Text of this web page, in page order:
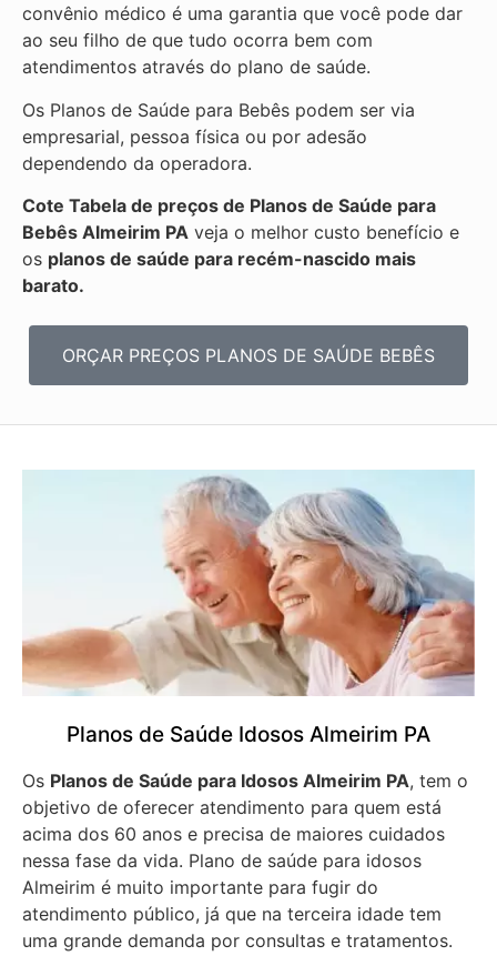
convênio médico é uma garantia que você pode dar
ao seu filho de que tudo ocorra bem com
atendimentos através do plano de saúde.
Os Planos de Saúde para Bebês podem ser via
empresarial, pessoa física ou por adesão
dependendo da operadora.
Cote Tabela de preços de Planos de Saúde para
Bebês Almeirim PA veja o melhor custo benefício e
os planos de saúde para recém-nascido mais
barato.
ORÇAR PREÇOS PLANOS DE SAÚDE BEBÊS
Planos de Saúde Idosos Almeirim PA
Os Planos de Saúde para Idosos Almeirim PA, tem o
objetivo de oferecer atendimento para quem está
acima dos 60 anos e precisa de maiores cuidados
nessa fase da vida. Plano de saúde para idosos
Almeirim é muito importante para fugir do
atendimento público, já que na terceira idade tem
uma grande demanda por consultas e tratamentos.